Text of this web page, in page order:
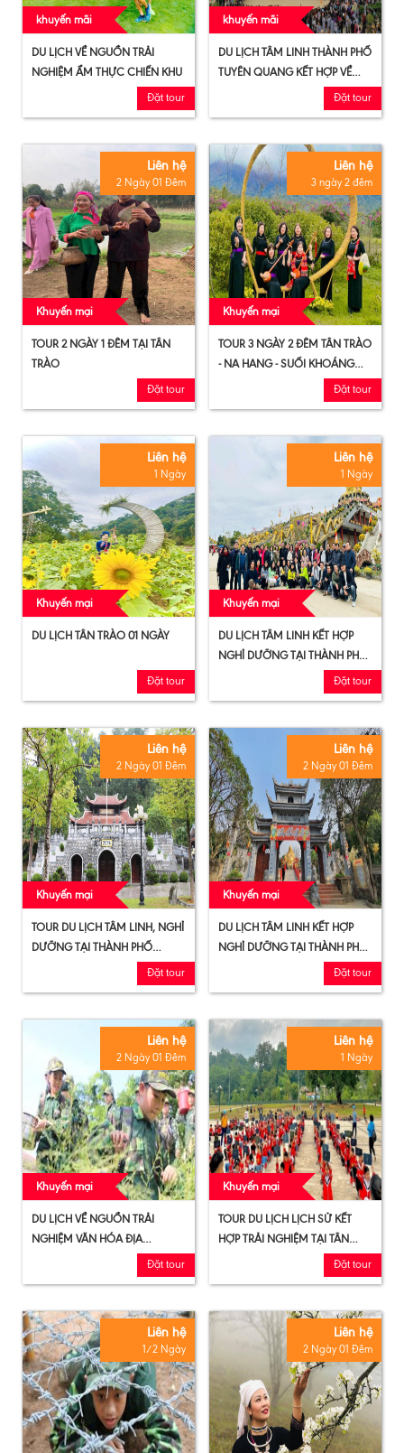
khuyến mãi
DU LỊCH VỀ NGUỒN TRẢI
NGHIỆM ẨM THỰC CHIẾN KHU
Đặt tour
khuyến mãi
DU LỊCH TÂM LINH THÀNH PHỐ
TUYÊN QUANG KẾT HỢP VỀ
HÓA CHIẾN KHU TÂN TRÀO
Đặt tour
Khuyến mại
Liên hệ
2 Ngày 01 Đêm
TOUR 2 NGÀY 1 ĐÊM TẠI TÂN
TRÀO
Đặt tour
Khuyến mại
Liên hệ
3 ngày 2 đêm
TOUR 3 NGÀY 2 ĐÊM TÂN TRÀO
- NA HANG - SUỐI KHOÁNG
Đặt tour
Khuyến mại
Liên hệ
1 Ngày
DU LỊCH TÂN TRÀO 01 NGÀY
Đặt tour
Khuyến mại
Liên hệ
1 Ngày
DU LỊCH TÂM LINH KẾT HỢP
NGHỈ DƯỠNG TẠI THÀNH PHỐ
TUYÊN QUANG 01 NGÀYĐặt tour
Khuyến mại
Liên hệ
2 Ngày 01 Đêm
TOUR DU LỊCH TÂM LINH, NGHỈ
DƯỠNG TẠI THÀNH PHỐ
KHOÁNG MỸ LÂM- KHU DU
Đặt tour
Khuyến mại
Liên hệ
2 Ngày 01 Đêm
DU LỊCH TÂM LINH KẾT HỢP
NGHỈ DƯỠNG TẠI THÀNH PHỐ
TUYÊN QUANG - KHU DU LỊCH
Đặt tour
Khuyến mại
Liên hệ
2 Ngày 01 Đêm
DU LỊCH VỀ NGUỒN TRẢI
NGHIỆM VĂN HÓA ĐỊA
PHƯƠNG DÀNH CHO HỌCĐặt tour
Khuyến mại
Liên hệ
1 Ngày
TOUR DU LỊCH LỊCH SỬ KẾT
HỢP TRẢI NGHIỆM TẠI TÂN
Đặt tour
Liên hệ
1/2 Ngày
Liên hệ
2 Ngày 01 Đêm